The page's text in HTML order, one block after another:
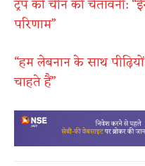
ट्रंप की चीन को चेतावनी:
परिणाम”
“हम लेबनान के साथ
चाहते हैं”